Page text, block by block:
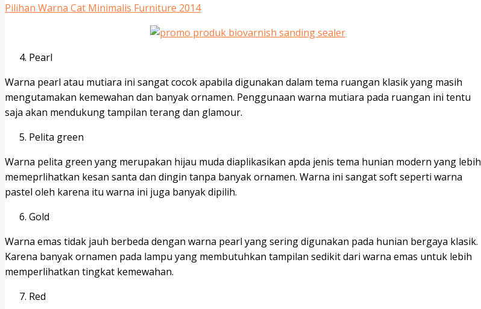
Pilihan Warna Cat Minimalis Furniture 2014
Pearl
Warna pearl atau mutiara ini sangat cocok apabila digunakan dalam tema ruangan klasik yang masih
mengutamakan kemewahan dan banyak ornamen. Penggunaan warna mutiara pada ruangan ini tentu
saja akan mendukung tampilan terang dan glamour.
Pelita green
Warna pelita green yang merupakan hijau muda diaplikasikan apda jenis tema hunian modern yang lebih
memeprlihatkan kesan santa dan dingin tanpa banyak ornamen. Warna ini sangat soft seperti warna
pastel oleh karena itu warna ini juga banyak dipilih.
Gold
Warna emas tidak jauh berbeda dengan warna pearl yang sering digunakan pada hunian bergaya klasik.
Karena banyak ornamen pada lampu yang membutuhkan tampilan sedikit dari warna emas untuk lebih
memperlihatkan tingkat kemewahan.
Red